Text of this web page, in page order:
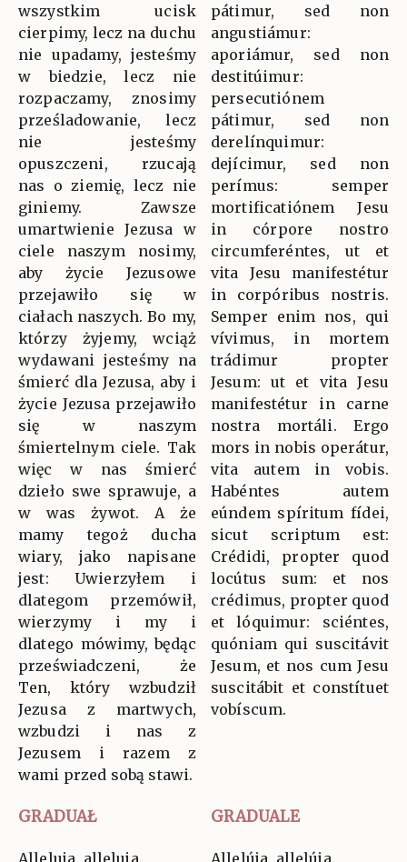
wszystkim ucisk
cierpimy, lecz na duchu
nie upadamy, jesteśmy
w biedzie, lecz nie
rozpaczamy, znosimy
prześladowanie, lecz
nie jesteśmy
opuszczeni, rzucają
nas o ziemię, lecz nie
giniemy. Zawsze
umartwienie Jezusa w
ciele naszym nosimy,
aby życie Jezusowe
przejawiło się w
ciałach naszych. Bo my,
którzy żyjemy, wciąż
wydawani jesteśmy na
śmierć dla Jezusa, aby i
życie Jezusa przejawiło
się w naszym
śmiertelnym ciele. Tak
więc w nas śmierć
dzieło swe sprawuje, a
w was żywot. A że
mamy tegoż ducha
wiary, jako napisane
jest: Uwierzyłem i
dlategom przemówił,
wierzymy i my i
dlatego mówimy, będąc
przeświadczeni, że
Ten, który wzbudził
Jezusa z martwych,
wzbudzi i nas z
Jezusem i razem z
wami przed sobą stawi.
pátimur, sed non
angustiámur:
aporiámur, sed non
destitúimur:
persecutiónem
pátimur, sed non
derelínquimur:
dejícimur, sed non
perímus: semper
mortificatiónem Jesu
in córpore nostro
circumferéntes, ut et
vita Jesu manifestétur
in corpóribus nostris.
Semper enim nos, qui
vívimus, in mortem
trádimur propter
Jesum: ut et vita Jesu
manifestétur in carne
nostra mortáli. Ergo
mors in nobis operátur,
vita autem in vobis.
Habéntes autem
eúndem spíritum fídei,
sicut scriptum est:
Crédidi, propter quod
locútus sum: et nos
crédimus, propter quod
et lóquimur: sciéntes,
quóniam qui suscitávit
Jesum, et nos cum Jesu
suscitábit et constítuet
vobíscum.
GRADUAŁ GRADUALE